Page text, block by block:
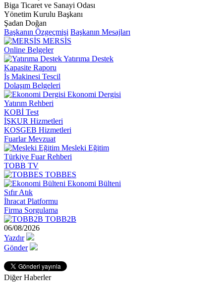
Biga Ticaret ve Sanayi Odası
Yönetim Kurulu Başkanı
Şadan Doğan
Başkanın Özgeçmişi Başkanın Mesajları
MERSİS
Online Belgeler
Yatırıma Destek
Kapasite Raporu
İş Makinesi Tescil
Dolaşım Belgeleri
Ekonomi Dergisi
Yatırım Rehberi
KOBİ Test
İŞKUR Hizmetleri
KOSGEB Hizmetleri
Fuarlar Mevzuat
Mesleki Eğitim
Türkiye Fuar Rehberi
TOBB TV
TOBBES
Ekonomi Bülteni
Sıfır Atık
İhracat Platformu
Firma Sorgulama
TOBB2B
06/08/2026
Yazdır
Gönder
Diğer Haberler